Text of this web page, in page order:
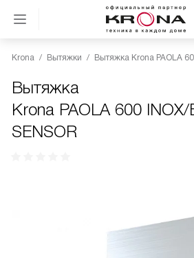
Krona Вытяжки Вытяжка Krona PAOLA
Вытяжка
Krona PAOLA 600
SENSOR